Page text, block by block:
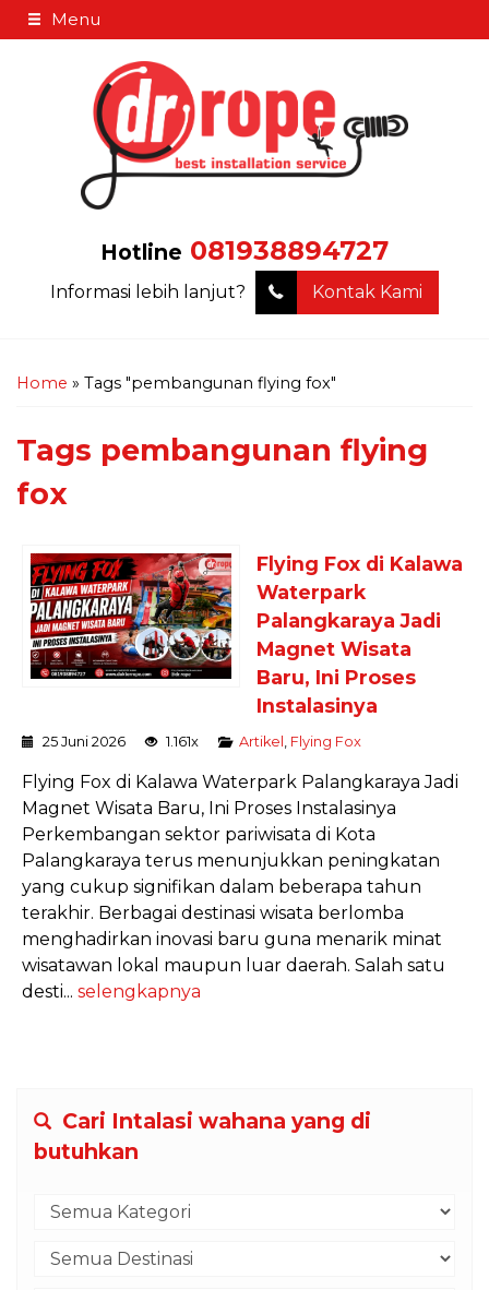
Menu
Hotline 081938894727
Informasi lebih lanjut? Kontak Kami
Home » Tags "pembangunan flying fox"
Tags pembangunan flying
fox
Flying Fox di Kalawa
Waterpark
Palangkaraya Jadi
Magnet Wisata
Baru, Ini Proses
Instalasinya
25 Juni 2026 1.161x Artikel Flying Fox
Flying Fox di Kalawa Waterpark Palangkaraya Jadi
Magnet Wisata Baru, Ini Proses Instalasinya
Perkembangan sektor pariwisata di Kota
Palangkaraya terus menunjukkan peningkatan
yang cukup signifikan dalam beberapa tahun
terakhir. Berbagai destinasi wisata berlomba
menghadirkan inovasi baru guna menarik minat
wisatawan lokal maupun luar daerah. Salah satu
desti... selengkapnya
Cari Intalasi wahana yang di
butuhkan